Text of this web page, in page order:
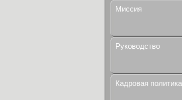
Миссия
Руководство
Кадровая политика